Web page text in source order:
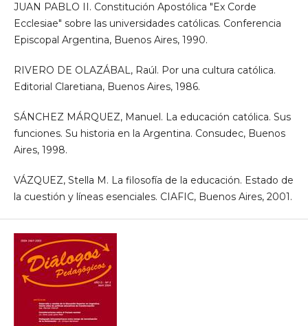
JUAN PABLO II. Constitución Apostólica "Ex Corde
Ecclesiae" sobre las universidades católicas. Conferencia
Episcopal Argentina, Buenos Aires, 1990.
RIVERO DE OLAZÁBAL, Raúl. Por una cultura católica.
Editorial Claretiana, Buenos Aires, 1986.
SÁNCHEZ MÁRQUEZ, Manuel. La educación católica. Sus
funciones. Su historia en la Argentina. Consudec, Buenos
Aires, 1998.
VÁZQUEZ, Stella M. La filosofía de la educación. Estado de
la cuestión y líneas esenciales. CIAFIC, Buenos Aires, 2001.